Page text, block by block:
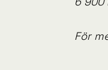
För